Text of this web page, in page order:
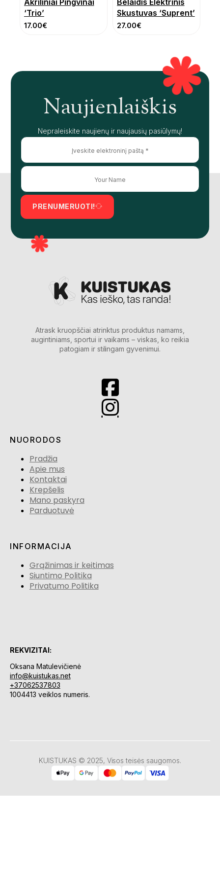
‘Trio’
17.00€
Skustuvas ‘Suprent’
27.00€
Naujienlaiškis
Nepraleiskite naujienų ir naujausių pasiūlymų!
PRENUMERUOTI!
Atrask kruopščiai atrinktus produktus namams,
augintiniams, sportui ir vaikams – viskas, ko reikia
patogiam ir stilingam gyvenimui.
NUORODOS
Pradžia
Apie mus
Kontaktai
Krepšelis
Mano paskyra
Parduotuvė
INFORMACIJA
Grąžinimas ir keitimas
Siuntimo Politika
Privatumo Politika
REKVIZITAI:
Oksana Matulevičienė
info@kuistukas.net
+37062537803
1004413 veiklos numeris.
KUISTUKAS © 2025, Visos teisės saugomos.